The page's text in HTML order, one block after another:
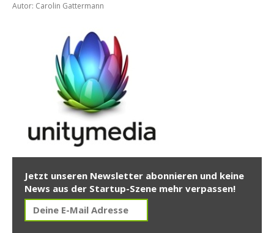
Autor: Carolin Gattermann
Jetzt unseren Newsletter abonnieren und keine
News aus der Startup-Szene mehr verpassen!